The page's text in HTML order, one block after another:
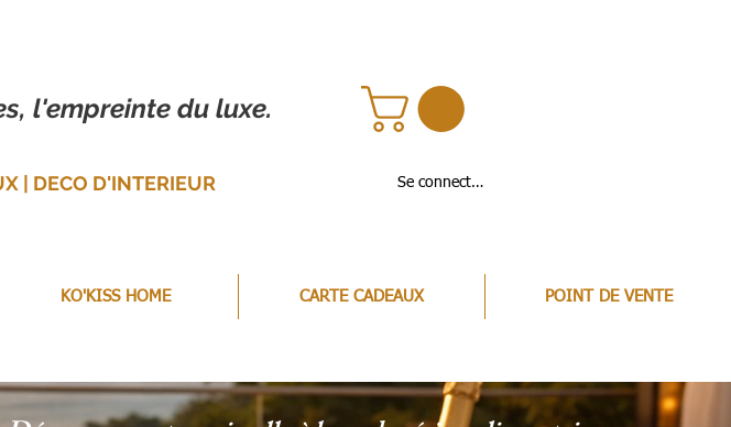
l'empreinte du luxe.
| DECO D'INTERIEUR Se connecter
KO'KISS HOME CARTE CADEAUX POINT DE VENTE